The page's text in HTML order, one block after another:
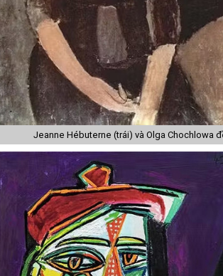
Jeanne Hébuterne (trái) và Olga Chochlowa